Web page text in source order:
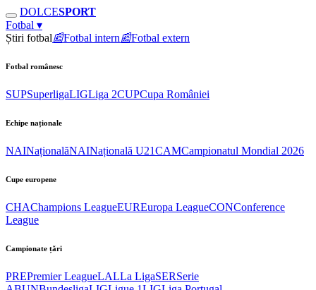
DOLCESPORT
Fotbal ▾
Știri fotbal📰Fotbal intern📰Fotbal extern
Fotbal românesc
SUPSuperligaLIGLiga 2CUPCupa României
Echipe naționale
NAINaționalăNAINațională U21CAMCampionatul Mondial 2026
Cupe europene
CHAChampions LeagueEUREuropa LeagueCONConference
League
Campionate țări
PREPremier LeagueLALLa LigaSERSerie